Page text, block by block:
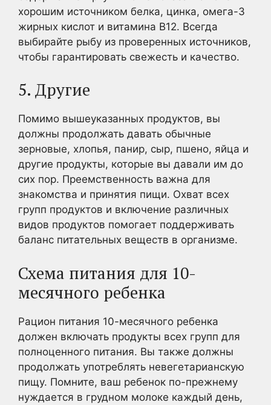
хорошим источником белка, цинка, омега-3
жирных кислот и витамина В12. Всегда
выбирайте рыбу из проверенных источников,
чтобы гарантировать свежесть и качество.
5. Другие
Помимо вышеуказанных продуктов, вы
должны продолжать давать обычные
зерновые, хлопья, панир, сыр, пшено, яйца и
другие продукты, которые вы давали им до
сих пор. Преемственность важна для
знакомства и принятия пищи. Охват всех
групп продуктов и включение различных
видов продуктов помогает поддерживать
баланс питательных веществ в организме.
Схема питания для 10-
месячного ребенка
Рацион питания 10-месячного ребенка
должен включать продукты всех групп для
полноценного питания. Вы также должны
продолжать употреблять невегетарианскую
пищу. Помните, ваш ребенок по-прежнему
нуждается в грудном молоке каждый день,